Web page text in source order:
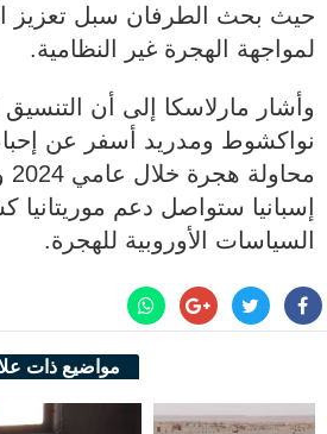
حيث بحث الطرفان سبل تعزيز
لمواجهة الهجرة غير النظامية.
وأشار مارلاسكا إلى أن التنسيق
إسبانيا ستواصل دعم
السياسات الأوروبية للهجرة.
مواضيع ذات